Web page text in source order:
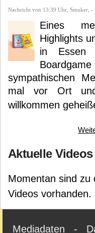
Nachricht von 13:39 Uhr, Smuker, -
Eines
Highlights
in Essen
sympathischen
mal vor Ort
willkommen
Aktuelle
Momentan sind zu
Videos vorhanden.
Mediadaten -